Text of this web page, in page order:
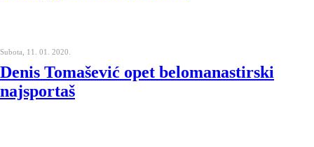
Subota, 11. 01. 2020.
Denis Tomašević opet belomanastirski
najsportaš